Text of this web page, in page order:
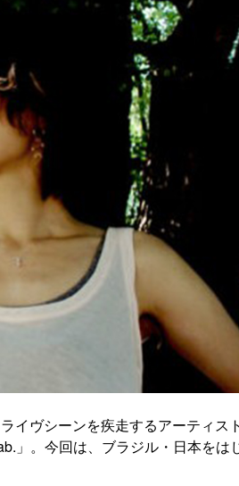
イヴシーンを疾走するアーティス
」。今回は、ブラジル・日本をは